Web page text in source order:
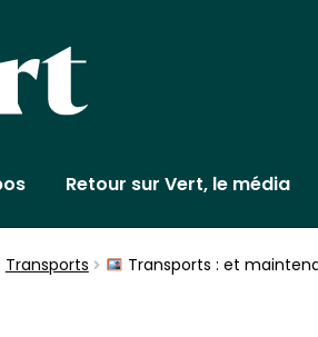
Retour sur Vert, le média
Transports Transports : et